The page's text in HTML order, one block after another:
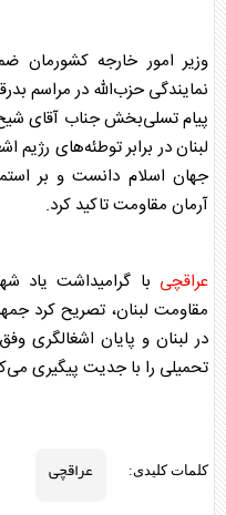
وزیر امور خارجه کشورمان
نمایندگی حزب‌الله در مراسم
پیام تسلی‌بخش جناب آقای
لبنان در برابر توطئه‌های رژیم
جهان اسلام دانست و بر
آرمان مقاومت تاکید کرد.
عراقچی با گرامیداشت یاد
مقاومت لبنان، تصریح کرد
در لبنان و پایان اشغالگری
تحمیلی را با جدیت پیگیری
کلمات کلیدی: عراقچی